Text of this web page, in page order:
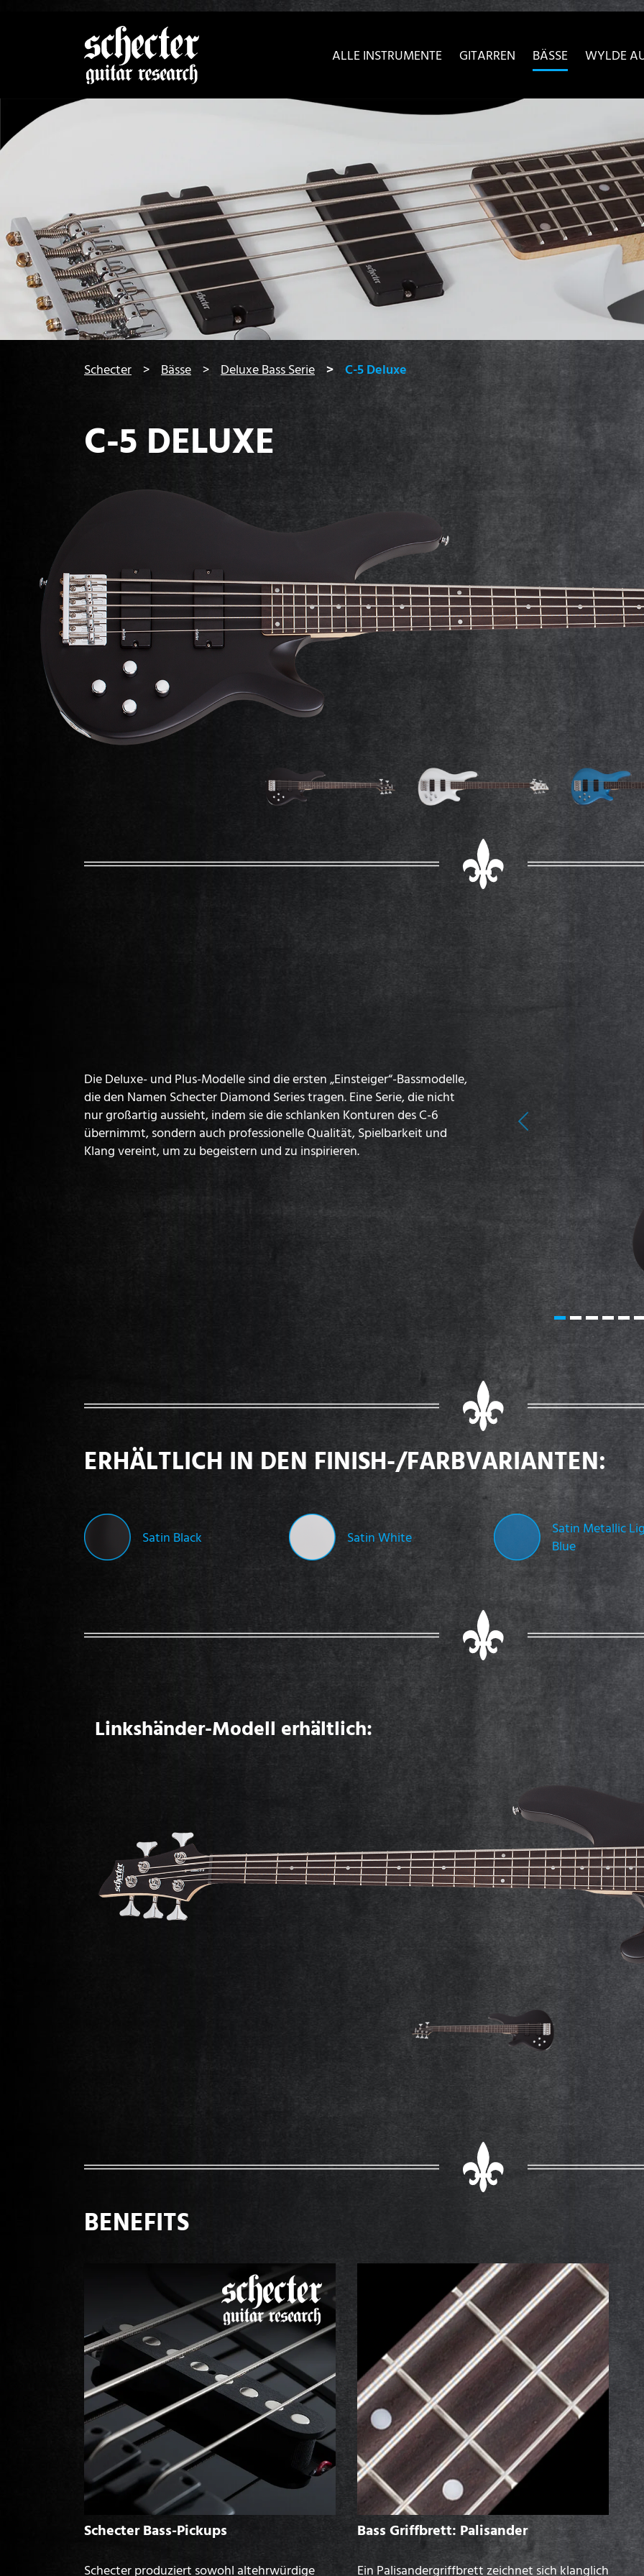
Zeige besser passende Version dieser SeiteDiese Meldung nicht
ALLE INSTRUMENTE GITARREN BÄSSE WYLDE
Schecter Bässe Deluxe Bass Serie C-5 Deluxe
C-5 DELUXE
Die Deluxe- und Plus-Modelle sind die ersten „Einsteiger“-Bassmodelle,
die den Namen Schecter Diamond Series tragen. Eine Serie, die nicht
nur großartig aussieht, indem sie die schlanken Konturen des C-6
übernimmt, sondern auch professionelle Qualität, Spielbarkeit und
Klang vereint, um zu begeistern und zu inspirieren.
Previous
ERHÄLTLICH IN DEN FINISH-/FARBVARIANTEN:
Satin Black Satin White
Satin Metallic
Blue
Linkshänder-Modell erhältlich:
BENEFITS
Schecter Bass-Pickups
Schecter produziert sowohl altehrwürdige
Bass Griffbrett: Palisander
Ein Palisandergriffbrett zeichnet sich klanglich